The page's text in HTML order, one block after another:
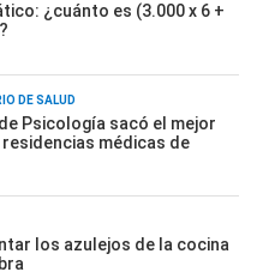
¿cuánto es (3.000 x 6 +
DE SALUD
Psicología sacó el mejor
médicas de
los azulejos de la cocina